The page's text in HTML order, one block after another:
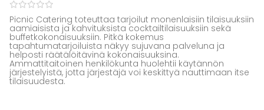
Picnic Catering toteuttaa tarjoilut monenlaisiin tilaisuuksiin
aamiaisista ja kahvituksista cocktailtilaisuuksiin sekä
buffetkokonaisuuksiin. Pitkä kokemus
tapahtumatarjoiluista näkyy sujuvana palveluna ja
helposti räätälöitävinä kokonaisuuksina.
Ammattitaitoinen henkilökunta huolehtii käytännön
järjestelyistä, jotta järjestäjä voi keskittyä nauttimaan itse
tilaisuudesta.